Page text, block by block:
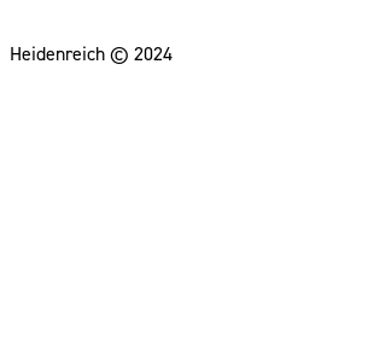
Heidenreich © 2024